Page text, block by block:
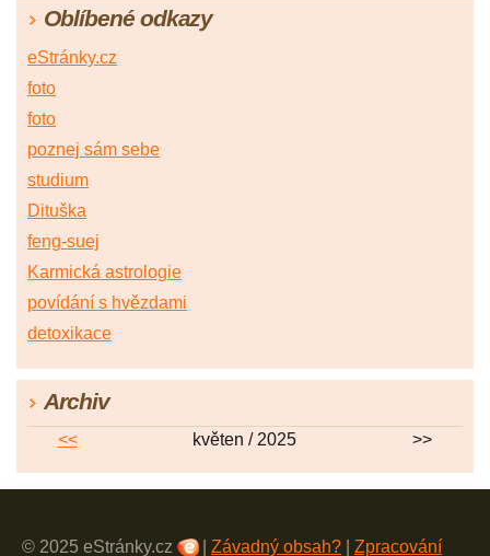
Oblíbené odkazy
eStránky.cz
foto
foto
poznej sám sebe
studium
Dituška
feng-suej
Karmická astrologie
povídání s hvězdami
detoxikace
Archiv
<< květen / 2025 >>
© 2025 eStránky.cz Závadný obsah? Zpracování